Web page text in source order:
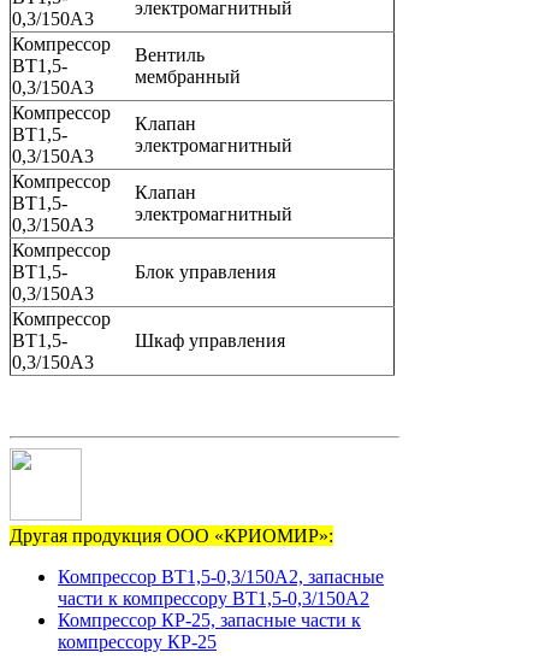
0,3/150А3
электромагнитный
Компрессор
ВТ1,5-
0,3/150А3
Вентиль
мембранный
Компрессор
ВТ1,5-
0,3/150А3
Клапан
электромагнитный
Компрессор
ВТ1,5-
0,3/150А3
Клапан
электромагнитный
Компрессор
ВТ1,5-
0,3/150А3
Блок управления
Компрессор
ВТ1,5-
0,3/150А3
Шкаф управления
Другая продукция ООО «КРИОМИР»:
Компрессор ВТ1,5-0,3/150А2, запасные
части к компрессору ВТ1,5-0,3/150А2
Компрессор КР-25, запасные части к
компрессору КР-25